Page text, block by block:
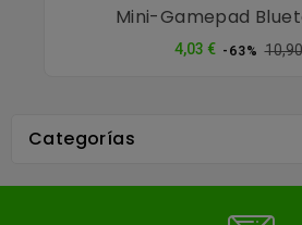
Mini-Gamepad
4,03 € Precio
-63%
Categorías